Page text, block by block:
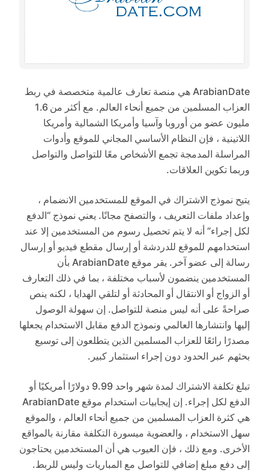
ArabianDate هي منصة تعارف عالمية متخصصة في ربط
العزاب المسلمين من جميع أنحاء العالم. مع أكثر من 1.6
مليون عضو من أوروبا وآسيا وأمريكا الشمالية وأمريكا
اللاتينية ، فإن النظام الأساسي المجاني للموقع وأدوات
المراسلة المدمجة تجمع الأشخاص معًا للتواصل والتواصل
وربما تكوين العلاقات.
يتيح نموذج الاشتراك في الموقع للمستخدمين الانضمام ،
وإعداد ملفات التعريف ، والتصفح مجانًا. يعني نموذج “الدفع
لكل إجراء” أنه لا يتم تحصيل رسوم من المستخدمين إلا عند
استخدامهم للموقع للدردشة أو إرسال مقطع فيديو أو إرسال
رسالة إلى عضو آخر. يقر موقع ArabianDate بأن
المستخدمين ينضمون لأسباب مختلفة ، بما في ذلك التعارف
أو الزواج أو الانتقال أو المحادثة أو لتلقي الهدايا ، لكنه ينص
صراحةً على أنه ليس منصة للتواصل. إن سهولة الوصول
إليها وانتشارها العالمي ونموذج الدفع مقابل الاستخدام يجعلها
مصدرًا رائعًا للعزاب المسلمين الذين يتطلعون إلى توسيع
بحثهم عبر الحدود دون إجراء استثمار كبير.
تبلغ تكلفة الاشتراك لمدة شهر واحد 9.99 دولارًا أمريكيًا أو
الدفع لكل إجراء. إن إيجابيات استخدام موقع ArabianDate
هي كثرة العزاب المسلمين من جميع أنحاء العالم ، والموقع
سهل الاستخدام ، والعضوية ميسورة التكلفة مقارنة بالمواقع
الأخرى. ومع ذلك ، فإن العيوب هي أن المستخدمين يحتاجون
إلى دفع مبلغ إضافي للتواصل مع المباريات وليس للربط.